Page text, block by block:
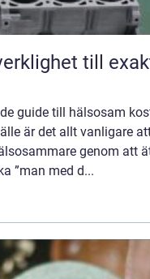
guide till hälsosam
är det allt vanligare
genom att
”man med d...